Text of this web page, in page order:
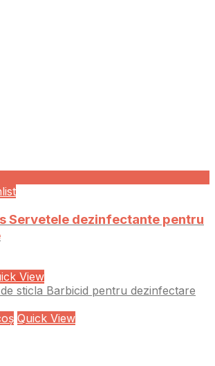
Servetele dezinfectante pentru
View
Quick View